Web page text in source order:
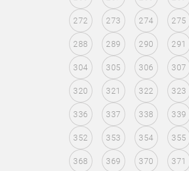
272 273 274 275
288 289 290 291
304 305 306 307
320 321 322 323
336 337 338 339
352 353 354 355
368 369 370 371